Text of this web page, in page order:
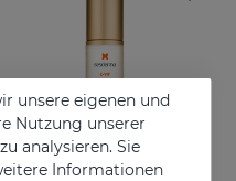
unsere eigenen und
Nutzung unserer
analysieren. Sie
Informationen